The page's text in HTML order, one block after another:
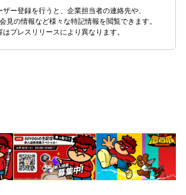
ザー登録を行うと、企業担当者の連絡先や、
見の情報など様々な特記情報を閲覧できます。
プレスリリースにより異なります。